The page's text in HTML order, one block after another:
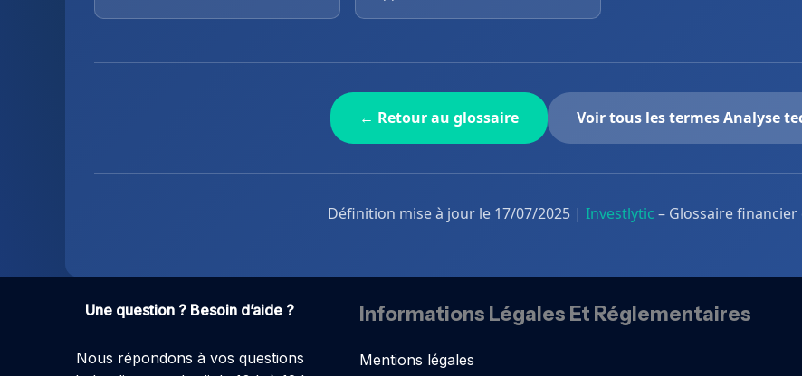
← Retour au glossaire Voir tous les termes Analyse
Définition mise à jour le 17/07/2025 | Investlytic – Glossaire
Une question ? Besoin d’aide ?
Nous répondons à vos questions
Informations Légales Et Réglementaires
Mentions légales